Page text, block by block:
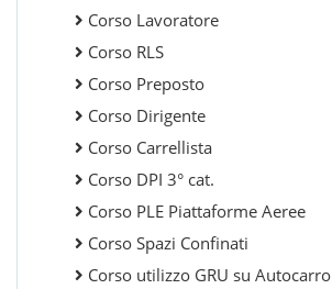
Corso Lavoratore
Corso RLS
Corso Preposto
Corso Dirigente
Corso Carrellista
Corso DPI 3° cat.
Corso PLE Piattaforme Aeree
Corso Spazi Confinati
Corso utilizzo GRU su Autocarro